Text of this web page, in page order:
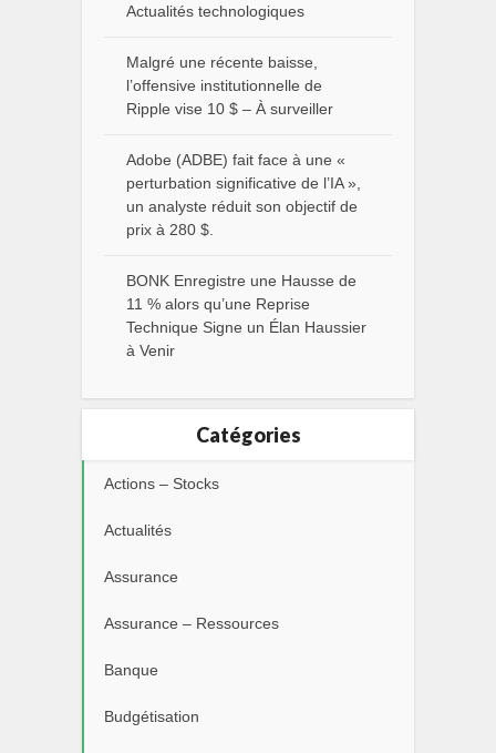
Actualités technologiques
Malgré une récente baisse,
l’offensive institutionnelle de
Ripple vise 10 $ – À surveiller
Adobe (ADBE) fait face à une «
perturbation significative de l’IA »,
un analyste réduit son objectif de
prix à 280 $.
BONK Enregistre une Hausse de
11 % alors qu’une Reprise
Technique Signe un Élan Haussier
à Venir
Catégories
Actions – Stocks
Actualités
Assurance
Assurance – Ressources
Banque
Budgétisation